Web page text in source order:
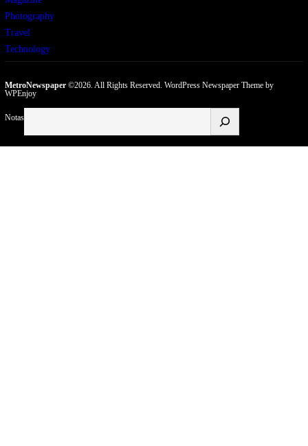
Photography
Travel
Technology
MetroNewspaper©2026. All Rights Reserved. WordPress Newspaper Themeby
WPEnjoy
Notas